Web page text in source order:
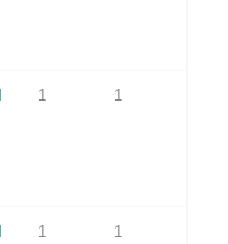
1 1
1 1